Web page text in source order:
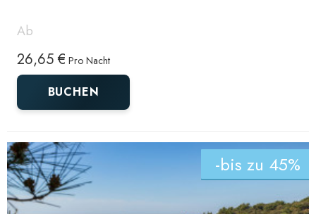
Ab
26,65 € Pro Nacht
BUCHEN
-bis zu 45%